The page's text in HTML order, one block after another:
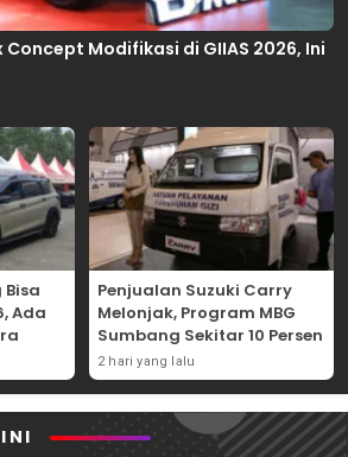
Concept Modifikasi di GIIAS 2026, Ini
Bisa
Ada
Penjualan Suzuki Carry
Melonjak, Program MBG
Sumbang Sekitar 10 Persen
2 hari yang lalu